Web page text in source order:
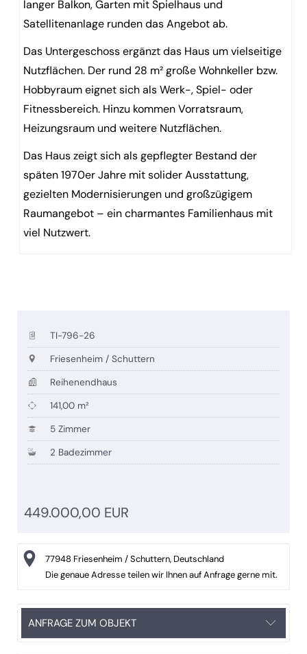
langer Balkon, Garten mit Spielhaus und
Satellitenanlage runden das Angebot ab.
Das Untergeschoss ergänzt das Haus um vielseitige
Nutzflächen. Der rund 28 m² große Wohnkeller bzw.
Hobbyraum eignet sich als Werk-, Spiel- oder
Fitnessbereich. Hinzu kommen Vorratsraum,
Heizungsraum und weitere Nutzflächen.
Das Haus zeigt sich als gepflegter Bestand der
späten 1970er Jahre mit solider Ausstattung,
gezielten Modernisierungen und großzügigem
Raumangebot – ein charmantes Familienhaus mit
viel Nutzwert.
TI-796-26
Friesenheim / Schuttern
Reihenendhaus
141,00 m²
5 Zimmer
2 Badezimmer
449.000,00 EUR
77948 Friesenheim / Schuttern, Deutschland
Die genaue Adresse teilen wir Ihnen auf Anfrage gerne mit.
ANFRAGE ZUM OBJEKT